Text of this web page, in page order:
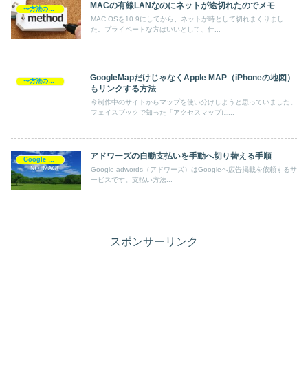
MACの有線LANなのにネットが途切れたのでメモ
MAC OSを10.9にしてから、ネットが時として切れまくりまし
た。プライベートな方はいいとして、仕...
〜方法の覚書
GoogleMapだけじゃなくApple MAP（iPhoneの地図）
もリンクする方法
今制作中のサイトからマップを使い分けしようと思っていました。
フェイスブックで知った「アクセスマップに...
Google AdWords アドワーズの自動支払いを手動へ切り替える手順
Google adwords（アドワーズ）はGoogleへ広告掲載を依頼するサ
ービスです。支払い方法...
スポンサーリンク